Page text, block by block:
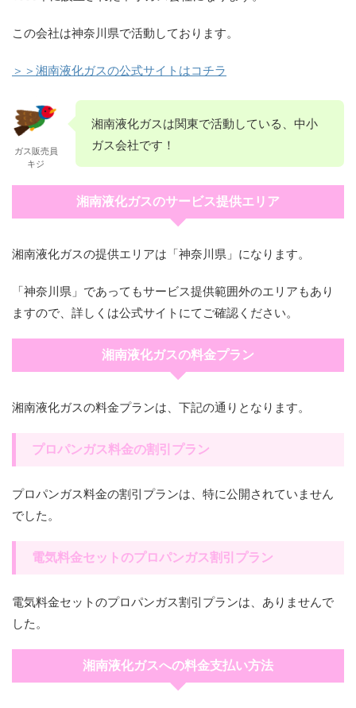
この会社は神奈川県で活動しております。
＞＞湘南液化ガスの公式サイトはコチラ
ガス販売員
キジ
湘南液化ガスは関東で活動している、中小
ガス会社です！
湘南液化ガスのサービス提供エリア
湘南液化ガスの提供エリアは「神奈川県」になります。
「神奈川県」であってもサービス提供範囲外のエリアもあり
ますので、詳しくは公式サイトにてご確認ください。
湘南液化ガスの料金プラン
湘南液化ガスの料金プランは、下記の通りとなります。
プロパンガス料金の割引プラン
プロパンガス料金の割引プランは、特に公開されていません
でした。
電気料金セットのプロパンガス割引プラン
電気料金セットのプロパンガス割引プランは、ありませんで
した。
湘南液化ガスへの料金支払い方法